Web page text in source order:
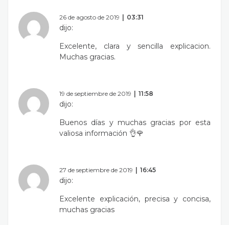
26 de agosto de 2019 03:31
dijo:
Excelente, clara y sencilla explicacion.
Muchas gracias.
19 de septiembre de 2019 11:58
dijo:
Buenos días y muchas gracias por esta
valiosa información 👌🌹
27 de septiembre de 2019 16:45
dijo:
Excelente explicación, precisa y concisa,
muchas gracias